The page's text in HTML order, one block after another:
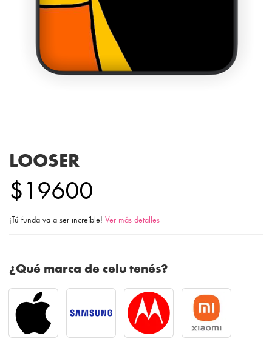
LOOSER
$19600
¡Tú funda va a ser increíble! Ver más detalles
¿Qué marca de celu tenés?